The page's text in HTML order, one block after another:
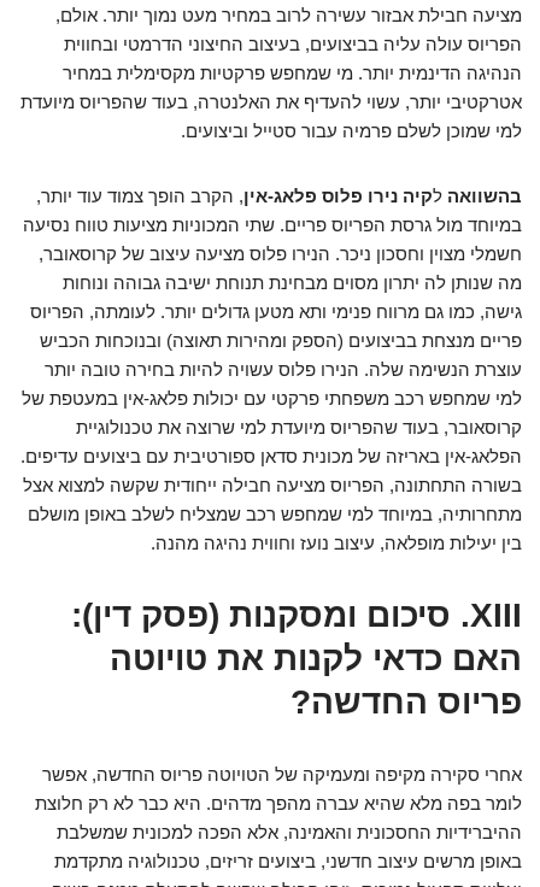
מציעה חבילת אבזור עשירה לרוב במחיר מעט נמוך יותר. אולם,
הפריוס עולה עליה בביצועים, בעיצוב החיצוני הדרמטי ובחווית
הנהיגה הדינמית יותר. מי שמחפש פרקטיות מקסימלית במחיר
אטרקטיבי יותר, עשוי להעדיף את האלנטרה, בעוד שהפריוס מיועדת
למי שמוכן לשלם פרמיה עבור סטייל וביצועים.
בהשוואה לקיה נירו פלוס פלאג-אין, הקרב הופך צמוד עוד יותר,
במיוחד מול גרסת הפריוס פריים. שתי המכוניות מציעות טווח נסיעה
חשמלי מצוין וחסכון ניכר. הנירו פלוס מציעה עיצוב של קרוסאובר,
מה שנותן לה יתרון מסוים מבחינת תנוחת ישיבה גבוהה ונוחות
גישה, כמו גם מרווח פנימי ותא מטען גדולים יותר. לעומתה, הפריוס
פריים מנצחת בביצועים (הספק ומהירות תאוצה) ובנוכחות הכביש
עוצרת הנשימה שלה. הנירו פלוס עשויה להיות בחירה טובה יותר
למי שמחפש רכב משפחתי פרקטי עם יכולות פלאג-אין במעטפת של
קרוסאובר, בעוד שהפריוס מיועדת למי שרוצה את טכנולוגיית
הפלאג-אין באריזה של מכונית סדאן ספורטיבית עם ביצועים עדיפים.
בשורה התחתונה, הפריוס מציעה חבילה ייחודית שקשה למצוא אצל
מתחרותיה, במיוחד למי שמחפש רכב שמצליח לשלב באופן מושלם
בין יעילות מופלאה, עיצוב נועז וחווית נהיגה מהנה.
XIII. סיכום ומסקנות (פסק דין):
האם כדאי לקנות את טויוטה
פריוס החדשה?
אחרי סקירה מקיפה ומעמיקה של הטויוטה פריוס החדשה, אפשר
לומר בפה מלא שהיא עברה מהפך מדהים. היא כבר לא רק חלוצת
ההיברידיות החסכונית והאמינה, אלא הפכה למכונית שמשלבת
באופן מרשים עיצוב חדשני, ביצועים זריזים, טכנולוגיה מתקדמת